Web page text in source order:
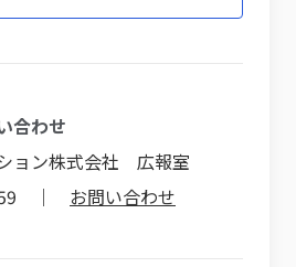
合わせ
ョン株式会社 広報室
｜ お問い合わせ